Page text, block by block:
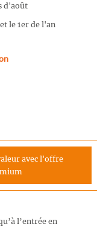
d'août
le 1er de l'an
avec l'offre
l’entrée en